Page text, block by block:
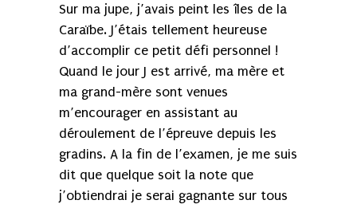
Sur ma jupe, j’avais peint les îles de la
Caraïbe. J’étais tellement heureuse
d’accomplir ce petit défi personnel !
Quand le jour J est arrivé, ma mère et
ma grand-mère sont venues
m’encourager en assistant au
déroulement de l’épreuve depuis les
gradins. A la fin de l’examen, je me suis
dit que quelque soit la note que
j’obtiendrai je serai gagnante sur tous